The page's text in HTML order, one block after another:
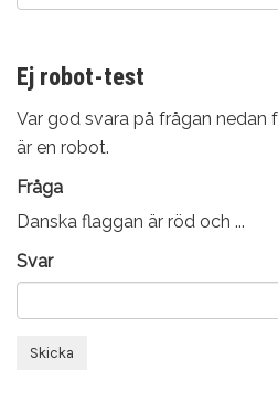
Ej robot-test
Var god svara på frågan
är en robot.
Fråga
Danska flaggan är röd och ...
Svar
Skicka